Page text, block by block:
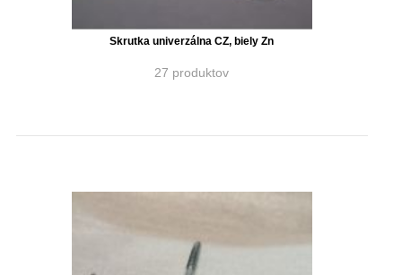
Skrutka univerzálna CZ, biely Zn
27 produktov